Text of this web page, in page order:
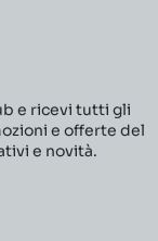
e ricevi tutti gli
e offerte del
e novità.